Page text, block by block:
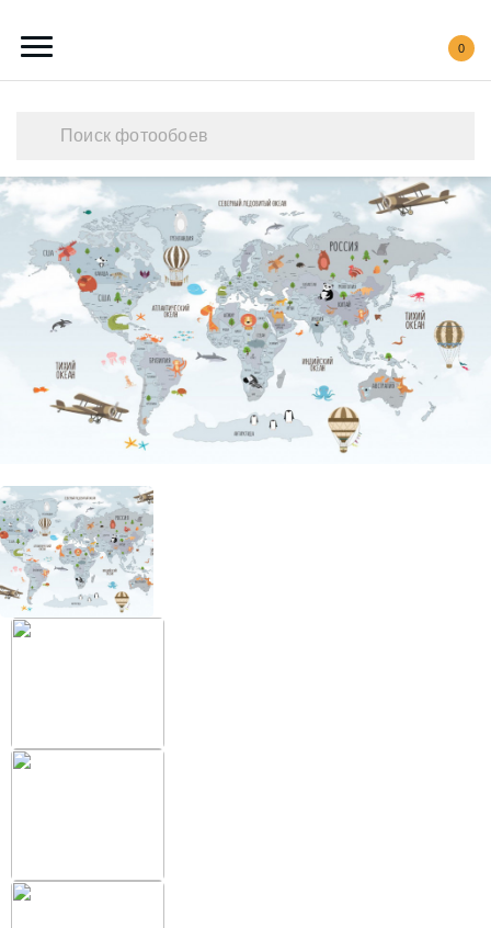
0
Каталог обоев
Наши работы
Создать свои фотообои
Акции
О нас
Контакты
+38 (097) 151 87 57
Избранное